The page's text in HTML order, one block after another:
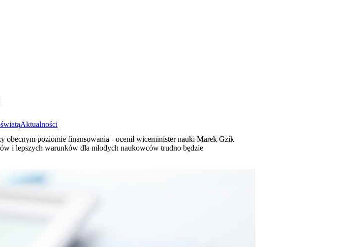
Aktualności
obecnym poziomie finansowania - ocenił wiceminister nauki Marek Gzik
i lepszych warunków dla młodych naukowców trudno będzie